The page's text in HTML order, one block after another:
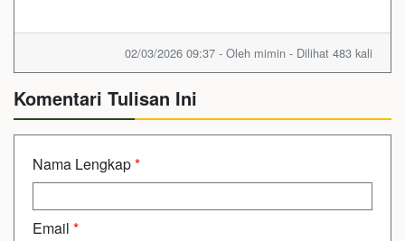
02/03/2026 09:37 - Oleh mimin - Dilihat 483 kali
Komentari Tulisan Ini
Nama Lengkap*
Email *